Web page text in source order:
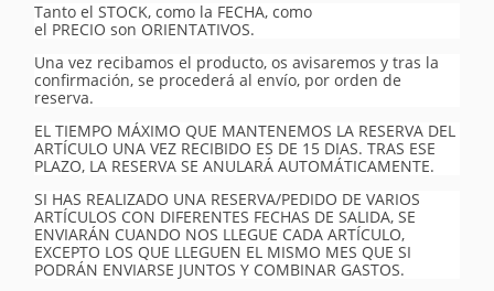
Tanto el STOCK, como la FECHA, como
el PRECIO son ORIENTATIVOS.
Una vez recibamos el producto, os avisaremos y tras la
confirmación, se procederá al envío, por orden de
reserva.
EL TIEMPO MÁXIMO QUE MANTENEMOS LA RESERVA DEL
ARTÍCULO UNA VEZ RECIBIDO ES DE 15 DIAS. TRAS ESE
PLAZO, LA RESERVA SE ANULARÁ AUTOMÁTICAMENTE.
SI HAS REALIZADO UNA RESERVA/PEDIDO DE VARIOS
ARTÍCULOS CON DIFERENTES FECHAS DE SALIDA, SE
ENVIARÁN CUANDO NOS LLEGUE CADA ARTÍCULO,
EXCEPTO LOS QUE LLEGUEN EL MISMO MES QUE SI
PODRÁN ENVIARSE JUNTOS Y COMBINAR GASTOS.